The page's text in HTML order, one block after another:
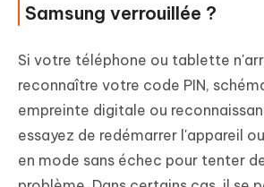
Samsung verrouillée ?
Si votre téléphone ou tablette
reconnaître votre code PIN,
empreinte digitale ou
essayez de redémarrer l'appareil
en mode sans échec pour tenter